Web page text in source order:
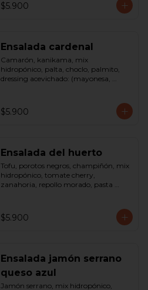
$5.900
Ensalada cardenal
Camarón, kanikama, mix
hidropónico, palta, choclo, palmito,
dressing acevichado: (mayonesa,
$5.900
Ensalada del huerto
Tofu, porotos negros, champiñón, mix
hidropónico, tomate cherry,
zanahoria, repollo morado, pasta
dressing: vinagreta, mostaza (vinagre
blanco, mostaza, azúcar). Bowl.
$5.900
Ensalada jamón serrano
queso azul
Jamón serrano, mix hidropónico,